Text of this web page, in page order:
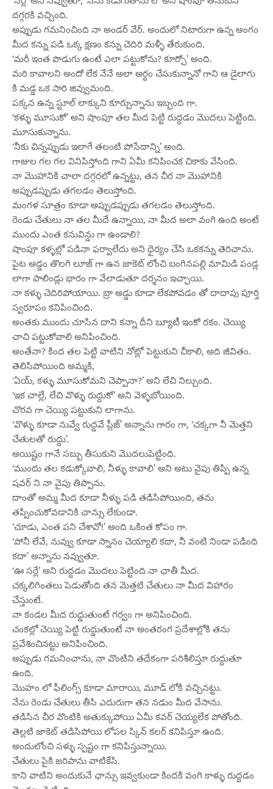
దగ్గరకి వచ్చింది.
అప్పుడు గమనించింది నా అండర్ వేర్. అందులో నిటారుగా ఉన్న అంగం
మీద కన్ను పడి ఒక్క క్షణం కన్ను చెదిరి మళ్ళీ తేరుకుంది.
‘మరీ ఇంత పొడుగు ఉంటే ఎలా పట్టుకోను? కూర్చో’ అంది.
మరి కావాలని అందో లేక నేనే అలా అర్థం చేసుకున్నానో గాని ఆ డైలాగు
కి మడ్డ ఒక సారి జివ్వుమంది.
పక్కన ఉన్న స్టూల్ లాక్కుని కూర్చున్నాను ఇబ్బంది గా.
‘కళ్ళు మూసుకో’ అని షాంపూ తల మీద పెట్టి రుద్దడం మొదలు పెట్టింది.
మూసుకున్నాను.
‘నీకు చిన్నప్పుడు ఇలాగే తలంటి పోసేదాన్ని’ అంది.
గాజుల గల గల వినిపిస్తోంది గాని ఏమీ కనిపించక చికాకు వేసింది.
నా మొహానికి చాలా దగ్గరలో ఉన్నట్టు, తన చీర నా మొహానికి
అప్పుడప్పుడు తగలడం తెలుస్తోంది.
మంగళ సూత్రం కూడా అప్పుడప్పుడు తగలడం తెలుస్తోంది.
రెండు చేతులు నా తల మీదే ఉన్నాయి, నా మీద అలా వంగి ఉంది అంటే
ముందు ఎంత కనువిన్డు గా ఉండాలి?
షాంపూ కళ్ళల్లో పడినా ఫర్వాలేదు అని ధైర్యం చేసి ఒకకన్ను తెరిచాను.
పైట అడ్డం తొలగి లూజ్ గా ఉన జాకెట్ లోంచి బంగినపల్లి మామిడి పండ్ల
లాగా పాలిండ్లు భారం గా వేలాడుతూ దర్శనం ఇచ్చాయి.
నా కళ్ళు చెదిరిపోయాయి. బ్రా అడ్డు కూడా లేకపోవడం తో దాదాపు పూర్తి
స్వరూపం కనిపించింది.
అంతకు ముందు చూసిన దాని కన్నా దీని బ్యూటీ ఇంకో రకం. చెయ్యి
చాచి పట్టుకోవాలి అనిపించింది.
అంతేనా? కింద తల పెట్టి వాటిని నోట్లో పెట్టుకుని చీకాలి, అది జీవితం.
తెలిసిపోయింది అమ్మకి,
‘ఏయ్, కళ్ళు మూసుకోమని చెప్పానా?’ అని లేచి నిల్చుంది.
‘ఇక చాల్లే, లేచి వొళ్ళు రుద్దుకో’ అని వెళ్ళబోయింది.
చొరవ గా చెయ్యి పట్టుకుని లాగాను.
‘వొళ్ళు కూడా నువ్వే రుద్డవే ప్లీజ్’ అన్నాను గారం గా, ‘చక్కగా నీ మెత్తని
చేతులతో రుద్దు’.
అయిష్టం గానే సబ్బు తీసుకుని మొదలుపెట్టింది.
‘ముందు తల కడుక్కోవాలి, నీళ్ళు కావాలి’ అని అటు వైపు తిప్పి ఉన్న
షవర్ ని నా వైపు తిప్పాను.
దాంతో అమ్మ మీద కూడా నీళ్ళు పడి తడిసిపోయింది, తను
తప్పించుకోవడానికి చాన్సు లేకుండా.
‘చూడు, ఎంత పని చేశావో!’ అంది ఒకింత కోపం గా.
‘పోనీ లేవే, నువ్వు కూడా స్నానం చెయ్యాలి కదా, నీ వంటి నిండా పడింది
కదా’ అన్నాను నవ్వుతూ.
‘ఊ సర్లే’ అని రుద్దడం మొదలు పెట్టింది నా ఛాతీ మీద.
చక్కలిగింతలు పెడుతోంది తన మెత్తటి చేతులు నా మీద విహారం
చేస్తుంటే.
నా కండల మీద రుద్డుతుంటే గర్వం గా అనిపించింది.
చంకల్లో చెయ్యి పెట్టి రుద్డుతుంటే నా అంతరంగ ప్రదేశాల్లోకి తను
ప్రవేశించినట్టు అనిపించింది.
అప్పుడు గమనించాను, నా వొంటిని తదేకంగా పరిశీలిస్తూ రుద్దుతూ
ఉంది.
మొహం లో ఫీలింగ్స్ కూడా మారాయి, మూడ్ లోకి వచ్చినట్టు.
నేను రెండు చేతులు తీసి ఎదురుగా తన నడుం మీద వేసాను.
తడిసిన చీర వొంటికి అతుక్కుపోయి ఏమీ కవర్ చెయ్యలేక పోతోంది.
తెల్లటి జాకెట్ తడిసిపోయి లోపల స్కిన్ కలర్ కనిపిస్తూ ఉంది.
అందులోంచి సళ్ళు స్పష్టం గా కనిపిస్తున్నాయి.
చేతులు పైకి జరిపాను వాటికేసి.
కాని వాటిని అందుకునే ఛాన్సు ఇవ్వకుండా కిందకి వంగి కాళ్ళు రుద్దడం